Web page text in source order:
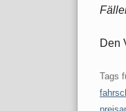
Den
Tags